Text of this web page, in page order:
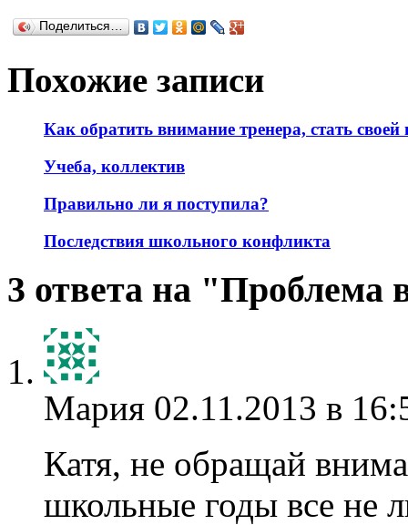
Поделиться…
Похожие записи
Как обратить внимание тренера, стать
Учеба, коллектив
Правильно ли я поступила?
Последствия школьного конфликта
3 ответа на "Проблема
Мария 02.11.2013 в
Катя, не обращай
школьные годы все не